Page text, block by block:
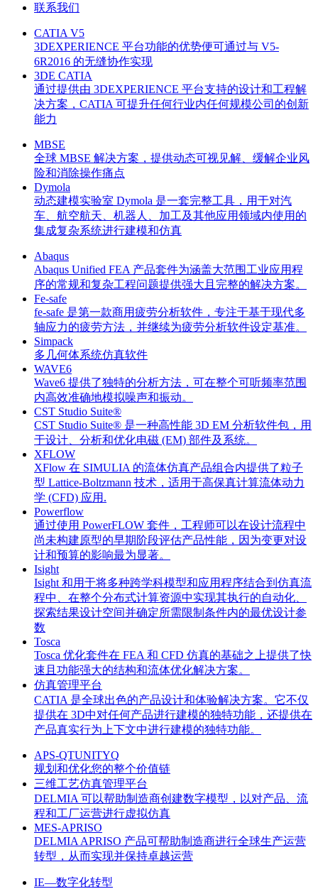
联系我们
CATIA V5
3DEXPERIENCE 平台功能的优势便可通过与 V5-
6R2016 的无缝协作实现
3DE CATIA
通过提供由 3DEXPERIENCE 平台支持的设计和工程解
决方案，CATIA 可提升任何行业内任何规模公司的创新
能力
MBSE
全球 MBSE 解决方案，提供动态可视见解、缓解企业风
险和消除操作痛点
Dymola
动态建模实验室 Dymola 是一套完整工具，用于对汽
车、航空航天、机器人、加工及其他应用领域内使用的
集成复杂系统进行建模和仿真
Abaqus
Abaqus Unified FEA 产品套件为涵盖大范围工业应用程
序的常规和复杂工程问题提供强大且完整的解决方案。
Fe-safe
fe-safe 是第一款商用疲劳分析软件，专注于基于现代多
轴应力的疲劳方法，并继续为疲劳分析软件设定基准。
Simpack
多几何体系统仿真软件
WAVE6
Wave6 提供了独特的分析方法，可在整个可听频率范围
内高效准确地模拟噪声和振动。
CST Studio Suite®
CST Studio Suite® 是一种高性能 3D EM 分析软件包，用
于设计、分析和优化电磁 (EM) 部件及系统。
XFLOW
XFlow 在 SIMULIA 的流体仿真产品组合内提供了粒子
型 Lattice-Boltzmann 技术，适用于高保真计算流体动力
学 (CFD) 应用.
Powerflow
通过使用 PowerFLOW 套件，工程师可以在设计流程中
尚未构建原型的早期阶段评估产品性能，因为变更对设
计和预算的影响最为显著。
Isight
Isight 和用于将多种跨学科模型和应用程序结合到仿真流
程中、在整个分布式计算资源中实现其执行的自动化、
探索结果设计空间并确定所需限制条件内的最优设计参
数
Tosca
Tosca 优化套件在 FEA 和 CFD 仿真的基础之上提供了快
速且功能强大的结构和流体优化解决方案。
仿真管理平台
CATIA 是全球出色的产品设计和体验解决方案。它不仅
提供在 3D中对任何产品进行建模的独特功能，还提供在
产品真实行为上下文中进行建模的独特功能。
APS-QTUNITYQ
规划和优化您的整个价值链
三维工艺仿真管理平台
DELMIA 可以帮助制造商创建数字模型，以对产品、流
程和工厂运营进行虚拟仿真
MES-APRISO
DELMIA APRISO 产品可帮助制造商进行全球生产运营
转型，从而实现并保持卓越运营
IE—数字化转型